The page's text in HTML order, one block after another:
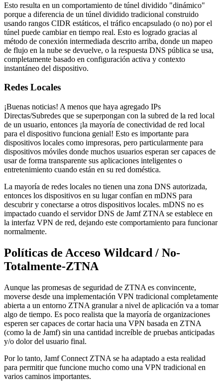
Esto resulta en un comportamiento de túnel dividido "dinámico"
porque a diferencia de un túnel dividido tradicional construido
usando rangos CIDR estáticos, el tráfico encapsulado (o no) por el
túnel puede cambiar en tiempo real. Esto es logrado gracias al
método de conexión intermediada descrito arriba, donde un mapeo
de flujo en la nube se devuelve, o la respuesta DNS pública se usa,
completamente basado en configuración activa y contexto
instantáneo del dispositivo.
Redes Locales
¡Buenas noticias! A menos que haya agregado IPs
Directas/Subredes que se superpongan con la subred de la red local
de un usuario, entonces ¡la mayoría de conectividad de red local
para el dispositivo funciona genial! Esto es importante para
dispositivos locales como impresoras, pero particularmente para
dispositivos móviles donde muchos usuarios esperan ser capaces de
usar de forma transparente sus aplicaciones inteligentes o
entretenimiento cuando están en su red doméstica.
La mayoría de redes locales no tienen una zona DNS autorizada,
entonces los dispositivos en su lugar confían en mDNS para
descubrir y conectarse a otros dispositivos locales. mDNS no es
impactado cuando el servidor DNS de Jamf ZTNA se establece en
la interfaz VPN de red, dejando este comportamiento para funcionar
normalmente.
Políticas de Acceso Wildcard / No-
Totalmente-ZTNA
Aunque las promesas de seguridad de ZTNA es convincente,
moverse desde una implementación VPN tradicional completamente
abierta a un entorno ZTNA granular a nivel de aplicación va a tomar
algo de tiempo. Es poco realista que la mayoría de organizaciones
esperen ser capaces de cortar hacia una VPN basada en ZTNA
(como la de Jamf) sin una cantidad increíble de pruebas anticipadas
y/o dolor del usuario final.
Por lo tanto, Jamf Connect ZTNA se ha adaptado a esta realidad
para permitir que funcione mucho como una VPN tradicional en
varios caminos importantes.